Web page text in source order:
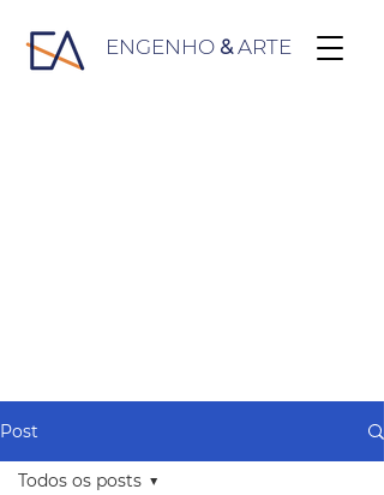
ENGENHO &ARTE
Post
Todos os posts